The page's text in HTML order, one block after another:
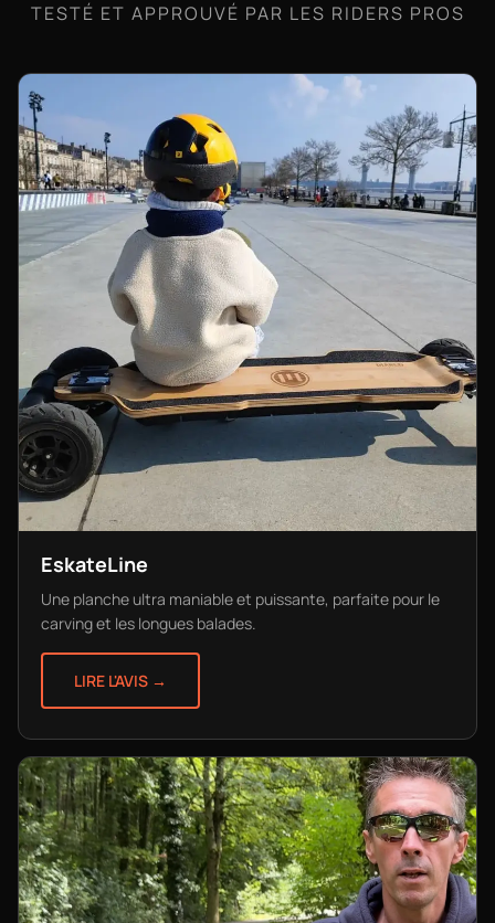
TESTÉ ET APPROUVÉ PAR LES RIDERS PROS
EskateLine
Une planche ultra maniable et puissante, parfaite pour le
carving et les longues balades.
LIRE L'AVIS →